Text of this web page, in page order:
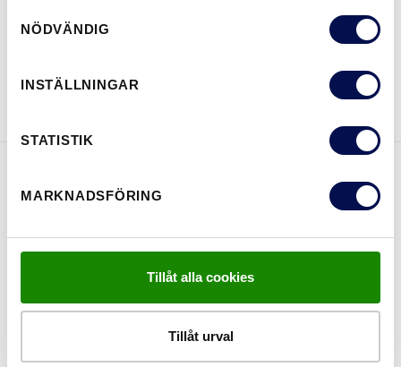
NÖDVÄNDIG
INSTÄLLNINGAR
STATISTIK
MARKNADSFÖRING
Tillåt alla cookies
Tillåt urval
LADDA NER BROSCHYR KONTAKTA OSS
EGENSKAPER